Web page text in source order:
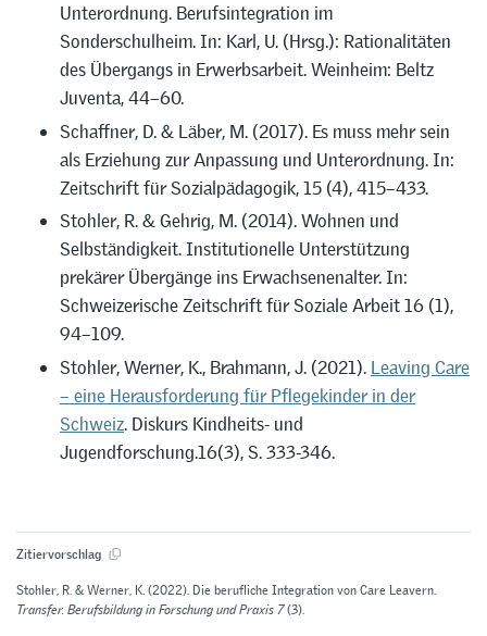
Unterordnung. Berufsintegration im
Sonderschulheim. In: Karl, U. (Hrsg.): Rationalitäten
des Übergangs in Erwerbsarbeit. Weinheim: Beltz
Juventa, 44–60.
Schaffner, D. & Läber, M. (2017). Es muss mehr sein
als Erziehung zur Anpassung und Unterordnung. In:
Zeitschrift für Sozialpädagogik, 15 (4), 415–433.
Stohler, R. & Gehrig, M. (2014). Wohnen und
Selbständigkeit. Institutionelle Unterstützung
prekärer Übergänge ins Erwachsenenalter. In:
Schweizerische Zeitschrift für Soziale Arbeit 16 (1),
94–109.
Stohler, Werner, K., Brahmann, J. (2021). Leaving Care
– eine Herausforderung für Pflegekinder in der
Schweiz. Diskurs Kindheits- und
Jugendforschung.16(3), S. 333-346.
Zitiervorschlag
Stohler, R. & Werner, K. (2022). Die berufliche Integration von Care Leavern.
Transfer. Berufsbildung in Forschung und Praxis 7(3).